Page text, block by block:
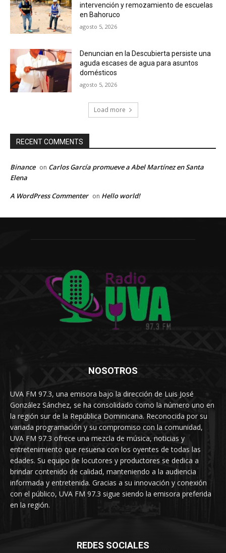
intervención y remozamiento de escuelas
en Bahoruco
agosto 5, 2026
Denuncian en la Descubierta persiste una
aguda escases de agua para asuntos
domésticos
agosto 5, 2026
Load more
RECENT COMMENTS
Binance on Carlos García promueve a Abel Martínez en Santa
Elena
A WordPress Commenter on Hello world!
NOSOTROS
UVA FM 97.3, una emisora bajo la dirección de Luis José
González Sánchez, se ha consolidado como la número uno en
la región sur de la República Dominicana. Reconocida por su
variada programación y su compromiso con la comunidad,
UVA FM 97.3 ofrece una mezcla de música, noticias y
entretenimiento que resuena con los oyentes de todas las
edades. Su equipo de locutores y productores se dedica a
brindar contenido de calidad, manteniendo a la audiencia
informada y entretenida. Gracias a su innovación y conexión
con el público, UVA FM 97.3 sigue siendo la emisora preferida
en la región.
REDES SOCIALES